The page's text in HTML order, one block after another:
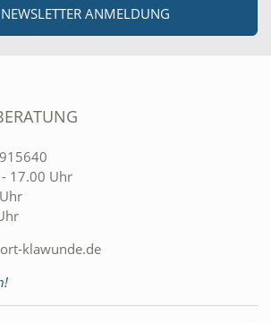
ANMELDUNG
17.00 Uhr
klawunde.de